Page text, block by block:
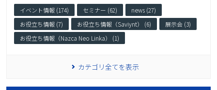
イベント情報 (174) セミナー (62)
news (27)
お役立ち情報 (7)
お役立ち情報（Saviynt） (6)
展示会 (3)
お役立ち情報（Nazca Neo Linka） (1)
カテゴリ全てを表示